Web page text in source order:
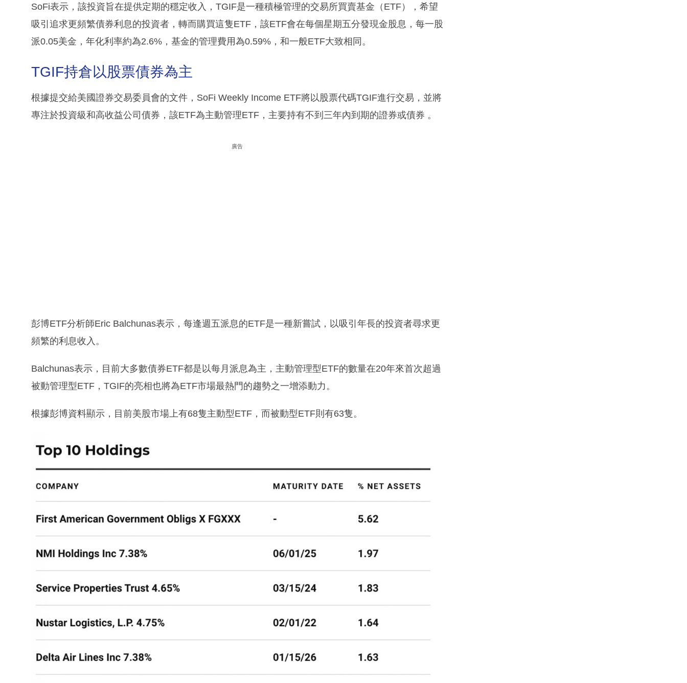
SoFi表示，該投資旨在提供定期的穩定收入，TGIF是一種積極管理的交易所買賣基金（ETF），希望
吸引追求更頻繁債券利息的投資者，轉而購買這隻ETF，該ETF會在每個星期五分發現金股息，每一股
派0.05美金，年化利率約為2.6%，基金的管理費用為0.59%，和一般ETF大致相同。
TGIF持倉以股票債券為主
根據提交給美國證券交易委員會的文件，SoFi Weekly Income ETF將以股票代碼TGIF進行交易，並將
專注於投資級和高收益公司債券，該ETF為主動管理ETF，主要持有不到三年內到期的證券或債券 。
廣告
彭博ETF分析師Eric Balchunas表示，每逢週五派息的ETF是一種新嘗試，以吸引年長的投資者尋求更
頻繁的利息收入。
Balchunas表示，目前大多數債券ETF都是以每月派息為主，主動管理型ETF的數量在20年來首次超過
被動管理型ETF，TGIF的亮相也將為ETF市場最熱門的趨勢之一增添動力。
根據彭博資料顯示，目前美股市場上有68隻主動型ETF，而被動型ETF則有63隻。